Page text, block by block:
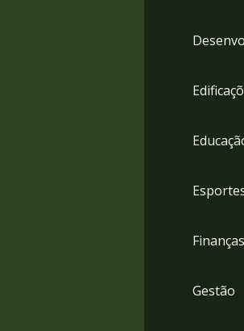
Finanças
Gestão